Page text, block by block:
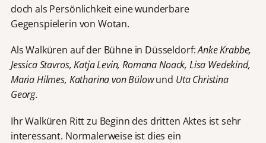
doch als Persönlichkeit eine wunderbare
Gegenspielerin von Wotan.
Als Walküren auf der Bühne in Düsseldorf:Anke Krabbe,
Jessica Stavros, Katja Levin, Romana Noack, Lisa Wedekind,
Maria Hilmes, Katharina von Bülowund Uta Christina
Georg.
Ihr Walküren Ritt zu Beginn des dritten Aktes ist sehr
interessant. Normalerweise ist dies ein